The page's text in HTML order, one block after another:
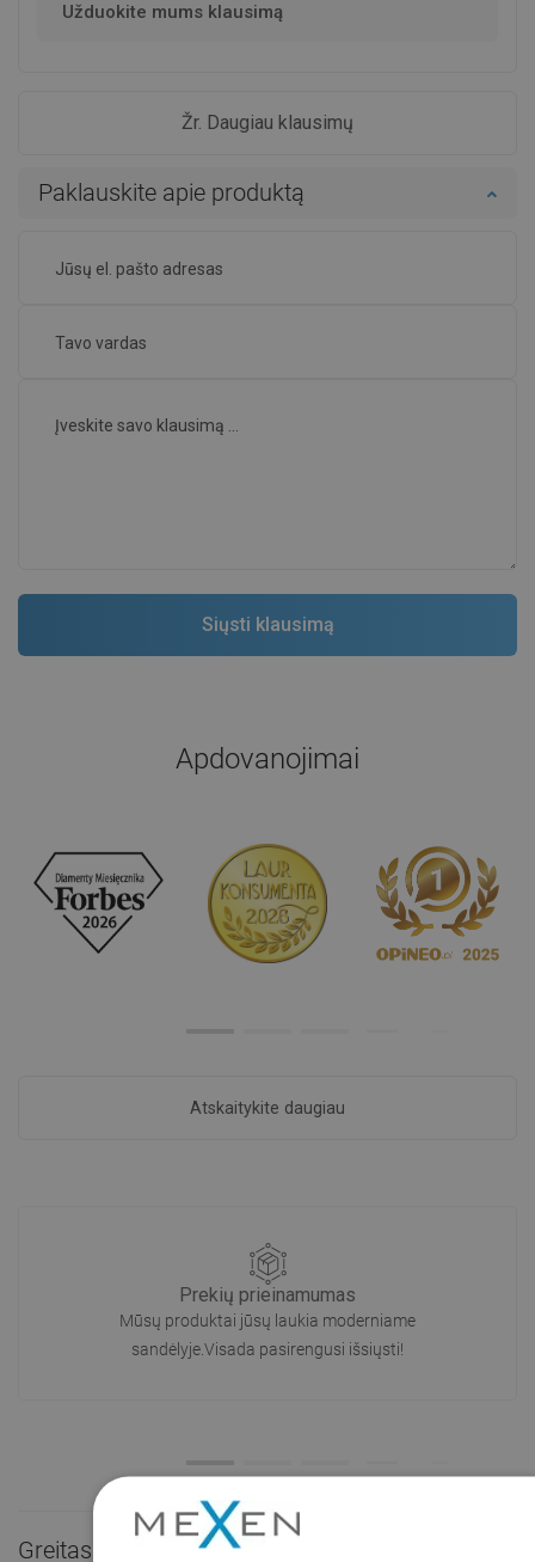
Užduokite mums klausimą
Žr. Daugiau klausimų
Paklauskite apie produktą
Apdovanojimai
Atskaitykite daugiau
Prekių prieinamumas
Mūsų produktai jūsų laukia moderniame
sandėlyje.Visada pasirengusi išsiųsti!
Greitas kontaktas